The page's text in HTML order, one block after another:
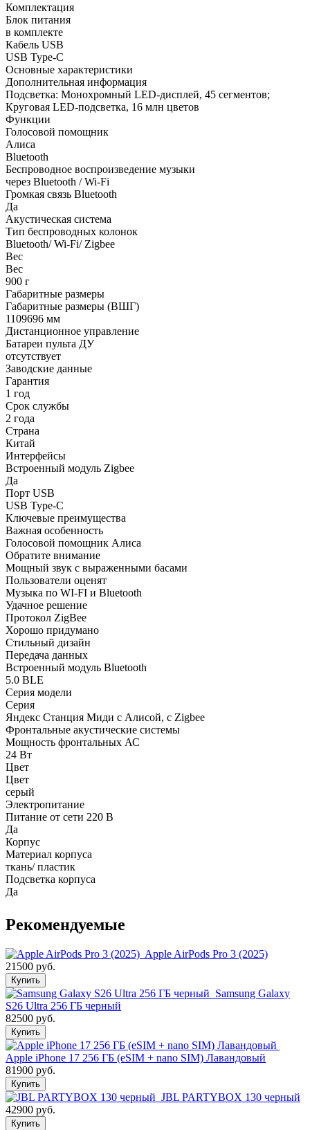
Комплектация
Блок питания
в комплекте
Кабель USB
USB Type-C
Основные характеристики
Дополнительная информация
Подсветка: Монохромный LED-дисплей, 45 сегментов;
Круговая LED-подсветка, 16 млн цветов
Функции
Голосовой помощник
Алиса
Bluetooth
Беспроводное воспроизведение музыки
через Bluetooth / Wi-Fi
Громкая связь Bluetooth
Да
Акустическая система
Тип беспроводных колонок
Bluetooth/ Wi-Fi/ Zigbee
Вес
Вес
900 г
Габаритные размеры
Габаритные размеры (ВШГ)
1109696 мм
Дистанционное управление
Батареи пульта ДУ
отсутствует
Заводские данные
Гарантия
1 год
Срок службы
2 года
Страна
Китай
Интерфейсы
Встроенный модуль Zigbee
Да
Порт USB
USB Type-C
Ключевые преимущества
Важная особенность
Голосовой помощник Алиса
Обратите внимание
Мощный звук с выраженными басами
Пользователи оценят
Музыка по WI-FI и Bluetooth
Удачное решение
Протокол ZigBee
Хорошо придумано
Стильный дизайн
Передача данных
Встроенный модуль Bluetooth
5.0 BLE
Серия модели
Серия
Яндекс Станция Миди с Алисой, с Zigbee
Фронтальные акустические системы
Мощность фронтальных АС
24 Вт
Цвет
Цвет
серый
Электропитание
Питание от сети 220 В
Да
Корпус
Материал корпуса
ткань/ пластик
Подсветка корпуса
Да
Рекомендуемые
Apple AirPods Pro 3 (2025)
21500 руб.
Купить
Samsung Galaxy
S26 Ultra 256 ГБ черный
82500 руб.
Купить
Apple iPhone 17 256 ГБ (eSIM + nano SIM) Лавандовый
81900 руб.
Купить
JBL PARTYBOX 130 черный
42900 руб.
Купить